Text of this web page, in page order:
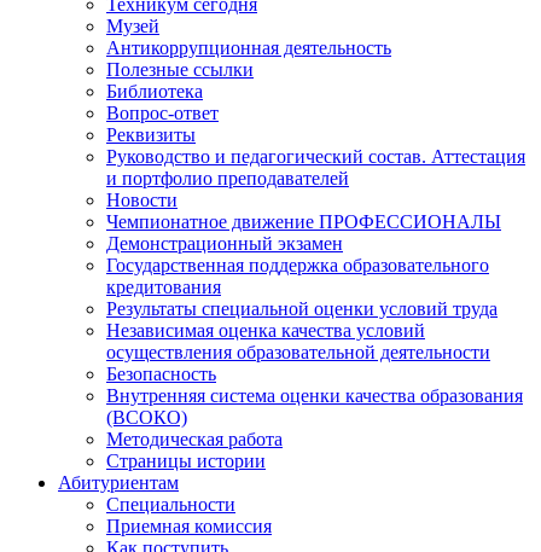
Техникум сегодня
Музей
Антикоррупционная деятельность
Полезные ссылки
Библиотека
Вопрос-ответ
Реквизиты
Руководство и педагогический состав. Аттестация
и портфолио преподавателей
Новости
Чемпионатное движение ПРОФЕССИОНАЛЫ
Демонстрационный экзамен
Государственная поддержка образовательного
кредитования
Результаты специальной оценки условий труда
Независимая оценка качества условий
осуществления образовательной деятельности
Безопасность
Внутренняя система оценки качества образования
(ВСОКО)
Методическая работа
Страницы истории
Абитуриентам
Специальности
Приемная комиссия
Как поступить